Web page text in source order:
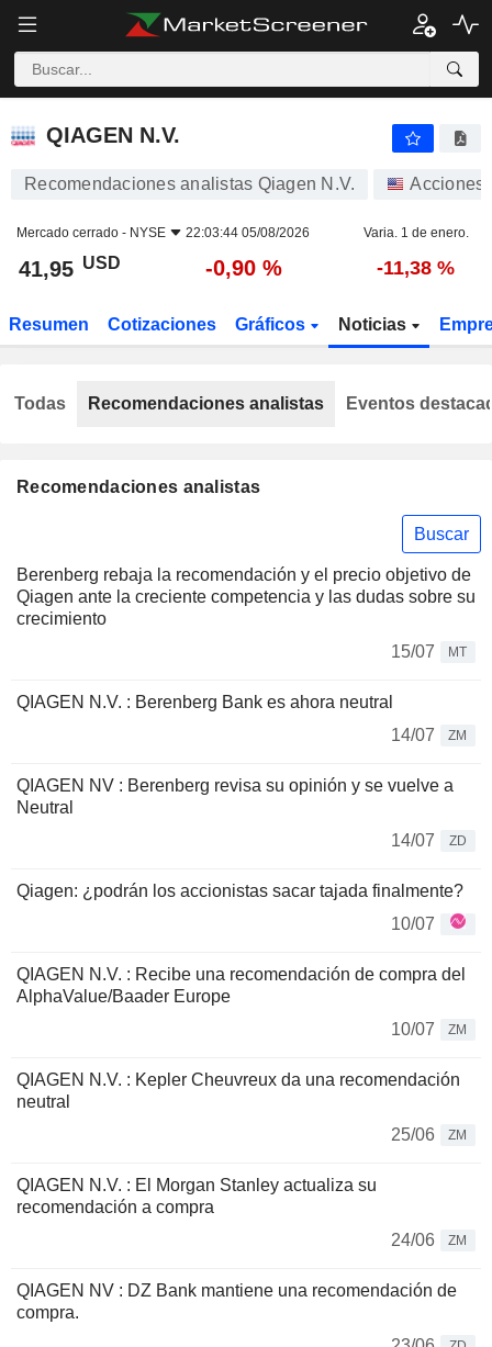
QIAGEN N.V.
QIAGEN N.V.
Recomendaciones analistas Qiagen N.V. Acciones
Mercado cerrado - NYSE 22:03:44 05/08/2026 Varia. 1 de enero.
41,95 USD -0,90 % -11,38 %
Resumen Cotizaciones Gráficos Noticias
Recomendaciones analistas
Buscar
Berenberg rebaja la recomendación y el precio objetivo de
Qiagen ante la creciente competencia y las dudas sobre su
crecimiento
15/07
MT
QIAGEN N.V. : Berenberg Bank es ahora neutral
14/07
ZM
QIAGEN NV : Berenberg revisa su opinión y se vuelve a
Neutral
14/07
ZD
Qiagen: ¿podrán los accionistas sacar tajada finalmente?
10/07
QIAGEN N.V. : Recibe una recomendación de compra del
AlphaValue/Baader Europe
10/07
ZM
QIAGEN N.V. : Kepler Cheuvreux da una recomendación
neutral
25/06
ZM
QIAGEN N.V. : El Morgan Stanley actualiza su
recomendación a compra
24/06
ZM
QIAGEN NV : DZ Bank mantiene una recomendación de
compra.
Todas Recomendaciones analistas Eventos